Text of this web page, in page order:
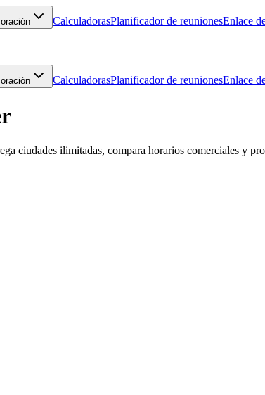
CalculadorasPlanificador de reunionesEnlace
CalculadorasPlanificador de reunionesEnlace
ciudades ilimitadas, compara horarios comerciales y